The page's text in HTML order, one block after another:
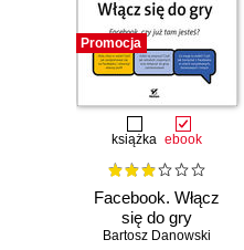
Promocja
książka ebook
Facebook. Włącz
się do gry
Bartosz Danowski